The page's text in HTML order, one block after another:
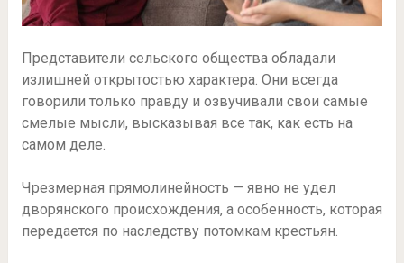
Представители сельского общества обладали
излишней открытостью характера. Они всегда
говорили только правду и озвучивали свои самые
смелые мысли, высказывая все так, как есть на
самом деле.
Чрезмерная прямолинейность — явно не удел
дворянского происхождения, а особенность, которая
передается по наследству потомкам крестьян.